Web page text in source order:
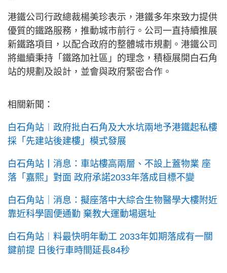
港鐵公司行政總裁楊美珍表示，港鐵多年來致力提供
優質的鐵路服務，推動城市前行。公司一直持續推展
新鐵路項目，以配合政府的整體城市規劃。港鐵公司
將繼續秉持「鐵路加社區」的理念，積極展開白石角
站的規劃及設計，並會與政府緊密合作。
相關新聞：
白石角站︱政府批白石角及大水坑兩地予港鐵起私樓
採「先建站後建樓」模式發展
白石角站丨消息：車站樓高兩層、不設上蓋物業 座
落「嘉熙」對面 政府承諾2033年落成目標不變
白石角站｜消息：擬座落中大綜合生物醫學大樓附近
靠近科學園便通勤 棄教大運動場選址
白石角站︱料最快明年動工 2033年如期落成有一關
鍵前提 日後行車時間延長84秒